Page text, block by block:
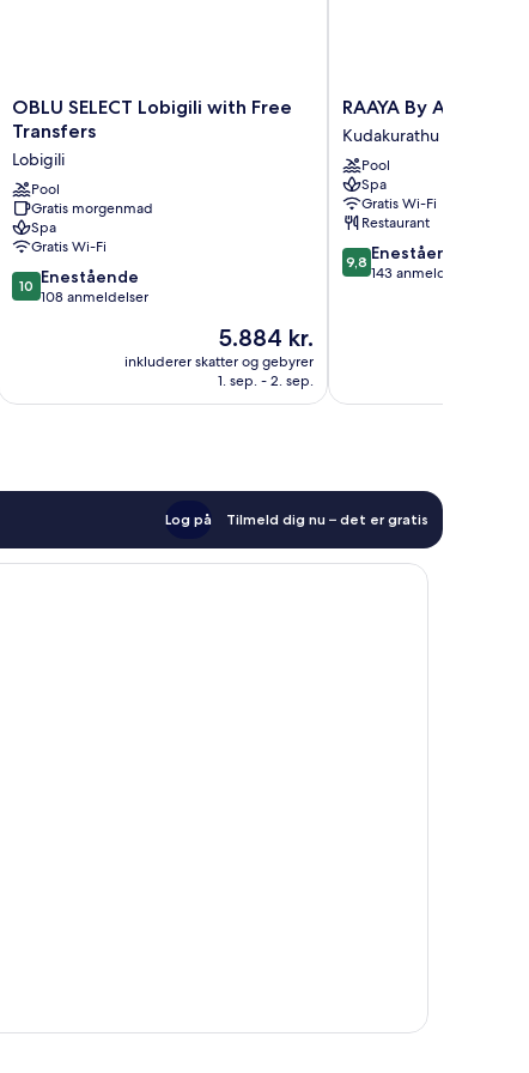
OBLU
SELECT
with
Free
Transfers
Lobigili
OBLU SELECT Lobigili with Free
Transfers
Lobigili
Pool
Gratis morgenmad
Spa
Gratis Wi-Fi
10.0
ud
anmeldelser
10 Enestående
108 anmeldelser
Prisen
er
5.884 kr.
5.884 kr.
inkluderer skatter og gebyrer
1. sep. - 2. sep.
RAAYA
By
Atmosphere
Kudakurathu
RAAYA By
Kudakurathu
Pool
Spa
Gratis Wi-Fi
Restaurant
9.8
ud
9,8 Enestående
143 anmeldelser
Log på Tilmeld dig nu – det er gratis